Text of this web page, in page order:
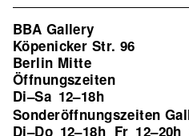
BBA Gallery
Köpenicker Str. 96
Berlin Mitte
Öffnungszeiten
Di–Sa 12–18h
Sonderöffnungszeiten
Di–Do 12–18h Fr 12–20h